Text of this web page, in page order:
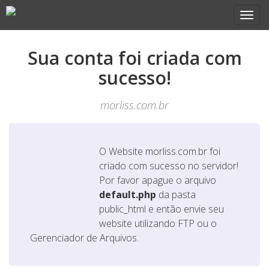
Sua conta foi criada com
sucesso!
morliss.com.br
O Website morliss.com.brfoi
criado com sucesso no servidor!
Por favor apague o arquivo
default.php da pasta
public_html e então envie seu
website utilizando FTP ou o
Gerenciador de Arquivos.